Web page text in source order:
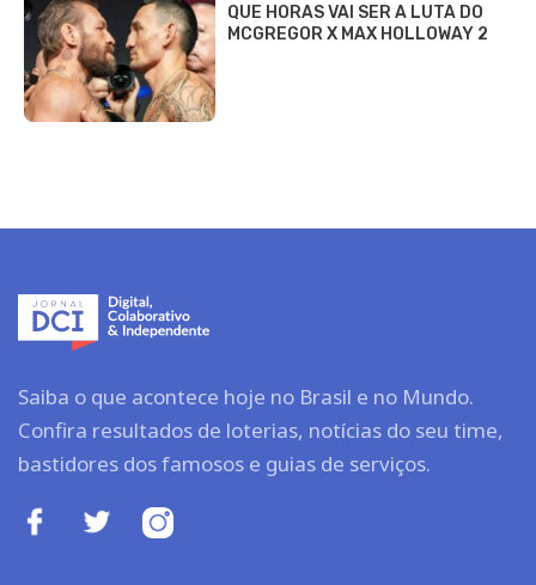
QUE HORAS VAI SER A LUTA DO
MCGREGOR X MAX HOLLOWAY 2
Saiba o que acontece hoje no Brasil e no Mundo.
Confira resultados de loterias, notícias do seu time,
bastidores dos famosos e guias de serviços.